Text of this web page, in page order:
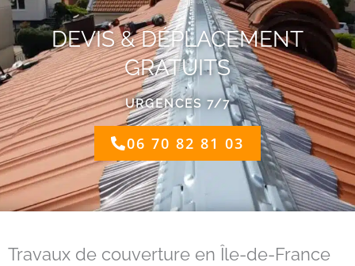
DEVIS & DÉPLACEMENT
GRATUITS
URGENCES 7/7
06 70 82 81 03
Travaux de couverture en Île-de-France